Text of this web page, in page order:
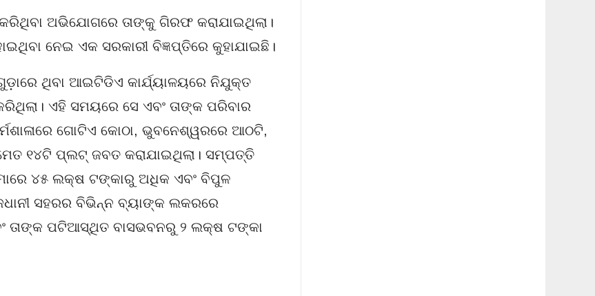
ଅଭିଯୋଗରେ ତାଙ୍କୁ ଗିରଫ କରାଯାଇଥିଲା।
ନେଇ ଏକ ସରକାରୀ ବିଜ୍ଞପ୍ତିରେ କୁହାଯାଇଛି।
ଥିବା ଆଇଟିଡିଏ କାର୍ଯ୍ୟାଳୟରେ ନିଯୁକ୍ତ
ଏହି ସମୟରେ ସେ ଏବଂ ତାଙ୍କ ପରିବାର
ଗୋଟିଏ କୋଠା, ଭୁବନେଶ୍ୱରରେ ଆଠଟି,
୧୪ଟି ପ୍ଲଟ୍ ଜବତ କରାଯାଇଥିଲା। ସମ୍ପତ୍ତି
୪୫ ଲକ୍ଷ ଟଙ୍କାରୁ ଅଧିକ ଏବଂ ବିପୁଳ
ସହରର ବିଭିନ୍ନ ବ୍ୟାଙ୍କ ଲକରରେ
ତାଙ୍କ ପଟିଆସ୍ଥିତ ବାସଭବନରୁ ୨ ଲକ୍ଷ ଟଙ୍କା